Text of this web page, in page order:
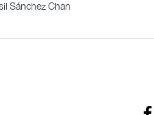
Sánchez Chan